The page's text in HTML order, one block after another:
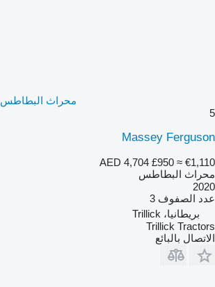
محراث البطاطس Massey Ferguson
5
Massey Ferguson
AED 4,704 £950 ≈ €1,110
محراث البطاطس
2020
عدد الصفوف 3
بريطانيا، Trillick
Trillick Tractors
الاتصال بالبائع